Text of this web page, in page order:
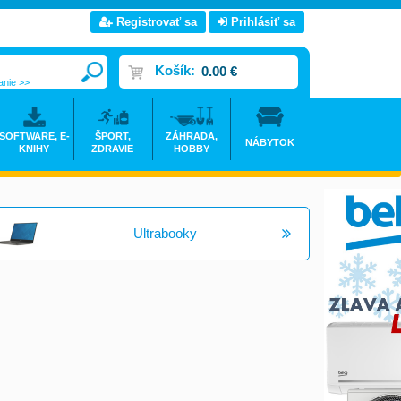
Ultrabooky
Registrovať sa Prihlásiť sa
Košík: 0.00 €
>>
SOFTWARE, E-
KNIHY
ŠPORT,
ZDRAVIE
ZÁHRADA,
HOBBY
NÁBYTOK